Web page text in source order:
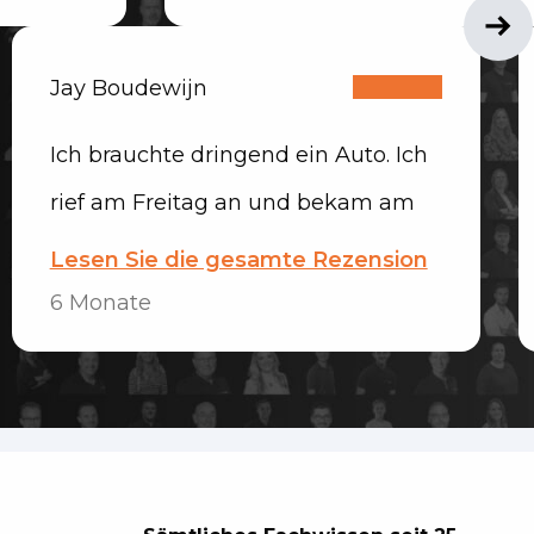
abgewickelt. Das Auto wurde
geliefert, und das Team war
freundlich und hilfsbereit.
empfehlenswert.
Jay Boudewijn
Ich brauchte dringend ein Auto. Ich
rief am Freitag an und bekam am
Montag schon eins. Schneller und
sehr freundlicher Service!
Lesen Sie die gesamte Rezension
6 Monate